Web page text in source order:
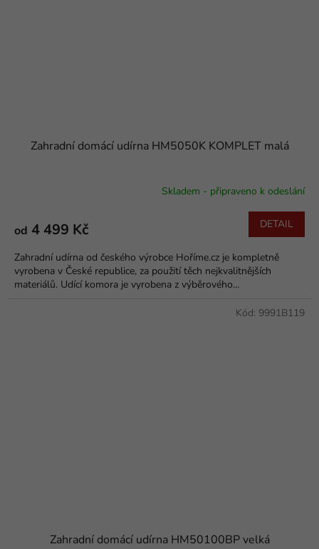
Zahradní domácí udírna HM5050K KOMPLET malá
je
z
5
hvězdiček.
Skladem - připraveno k odeslání
od 4 499 Kč DETAIL
Zahradní udírna od českého výrobce Hoříme.cz je kompletně
vyrobena v České republice, za použití těch nejkvalitnějších
materiálů. Udící komora je vyrobena z výběrového...
Zahradní domácí udírna HM50100BP velká
Kód: 9991B119